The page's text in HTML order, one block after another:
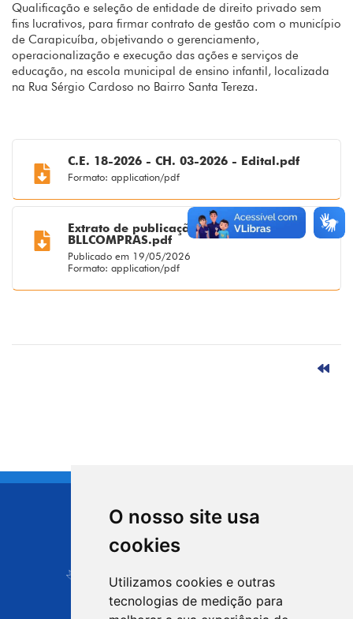
O nosso site usa
cookies
Utilizamos cookies e outras
tecnologias de medição para
Qualificação e seleção de entidade de direito privado sem
fins lucrativos, para firmar contrato de gestão com o município
de Carapicuíba, objetivando o gerenciamento,
operacionalização e execução das ações e serviços de
educação, na escola municipal de ensino infantil, localizada
na Rua Sérgio Cardoso no Bairro Santa Tereza.
C.E. 18-2026 - CH. 03-2026 - Edital.pdf
Formato: application/pdf
Extrato de publicação 18_2026 -
BLLCOMPRAS.pdf
Publicado em 19/05/2026
Formato: application/pdf
CIDADE DE
Carapicuíba